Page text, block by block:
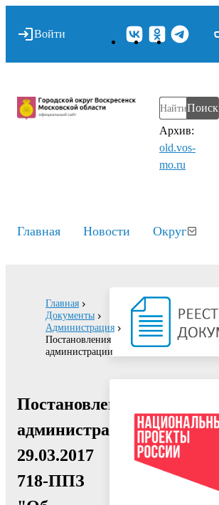
Войти
Поиск
Архив:
old.vos-
mo.ru
Главная Новости Округ
Главная
Документы
Администрация
Постановления
администрации
Постановление
администрации
29.03.2017
718-ППЗ